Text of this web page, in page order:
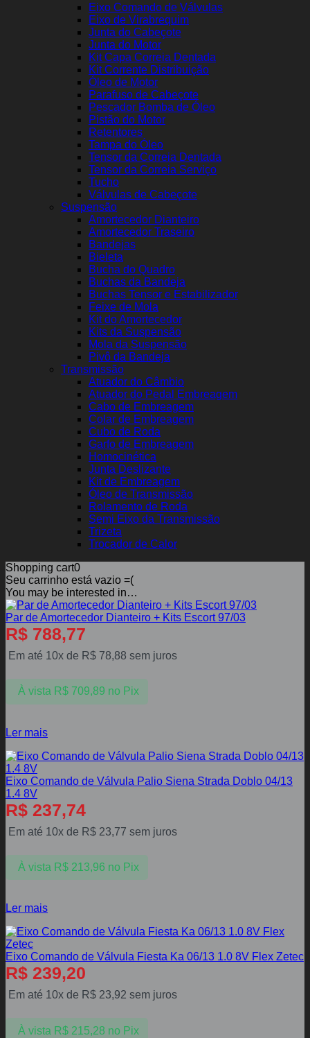
Eixo Comando de Válvulas
Eixo de Virabrequim
Junta do Cabeçote
Junta do Motor
Kit Capa Correia Dentada
Kit Corrente Distribuição
Óleo de Motor
Parafuso de Cabeçote
Pescador Bomba de Óleo
Pistão do Motor
Retentores
Tampa do Óleo
Tensor da Correia Dentada
Tensor da Correia Serviço
Tucho
Válvulas de Cabeçote
Suspensão
Amortecedor Dianteiro
Amortecedor Traseiro
Bandejas
Bieleta
Bucha do Quadro
Buchas da Bandeja
Buchas Tensor e Estabilizador
Feixe de Mola
Kit do Amortecedor
Kits da Suspensão
Mola da Suspensão
Pivô da Bandeja
Transmissão
Atuador do Câmbio
Atuador do Pedal Embreagem
Cabo de Embreagem
Colar de Embreagem
Cubo de Roda
Garfo de Embreagem
Homocinética
Junta Deslizante
Kit de Embreagem
Óleo de Transmissão
Rolamento de Roda
Semi Eixo da Transmissão
Trizeta
Trocador de Calor
Shopping cart0
Seu carrinho está vazio =(
You may be interested in…
Par de Amortecedor Dianteiro + Kits Escort 97/03
R$ 788,77
Em até 10x de R$ 78,88 sem juros
À vista R$709,89 no Pix
Ler mais
Eixo Comando de Válvula Palio Siena Strada Doblo 04/13
1.4 8V
R$ 237,74
Em até 10x de R$ 23,77 sem juros
À vista R$213,96 no Pix
Ler mais
Eixo Comando de Válvula Fiesta Ka 06/13 1.0 8V Flex Zetec
R$ 239,20
Em até 10x de R$ 23,92 sem juros
À vista R$215,28 no Pix